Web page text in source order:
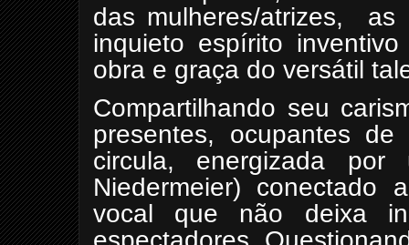
das mulheres/atrizes,
inquieto espírito
obra e graça do versátil
Compartilhando seu
presentes, ocupantes
circula, energizada por
Niedermeier) conectado
vocal que não deixa